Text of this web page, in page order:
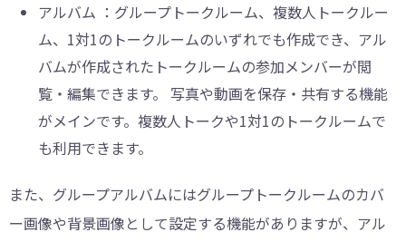
アルバム ：グループトークルーム、複数人トークルー
ム、1対1のトークルームのいずれでも作成でき、アル
バムが作成されたトークルームの参加メンバーが閲
覧・編集できます。 写真や動画を保存・共有する機能
がメインです。複数人トークや1対1のトークルームで
も利用できます。
また、グループアルバムにはグループトークルームのカバ
ー画像や背景画像として設定する機能がありますが、アル